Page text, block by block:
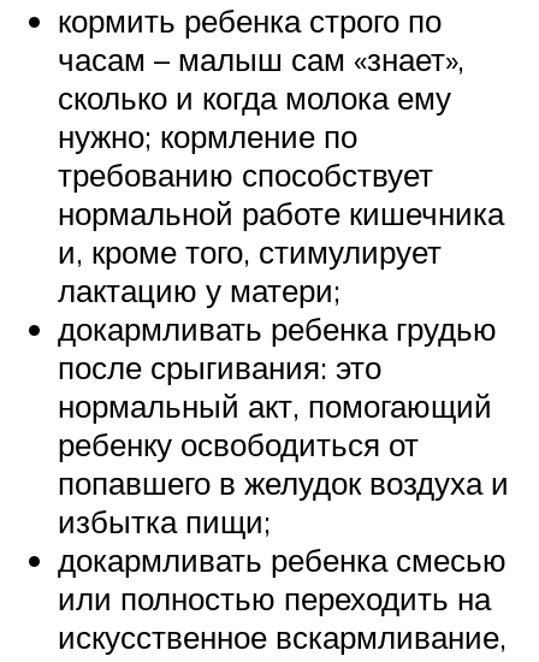
кормить ребенка строго по
часам – малыш сам «знает»,
сколько и когда молока ему
нужно; кормление по
требованию способствует
нормальной работе кишечника
и, кроме того, стимулирует
лактацию у матери;
докармливать ребенка грудью
после срыгивания: это
нормальный акт, помогающий
ребенку освободиться от
попавшего в желудок воздуха и
избытка пищи;
докармливать ребенка смесью
или полностью переходить на
искусственное вскармливание,